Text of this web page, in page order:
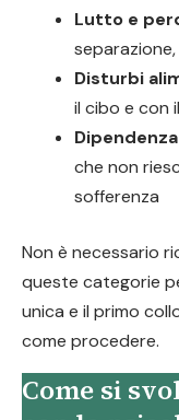
Lutto e
Disturbi
il cibo e con
che non
sofferenza
Non è necessario
queste categorie
unica e il primo
come procedere.
Come si